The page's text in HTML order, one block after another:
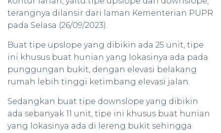
terangnya dilansir dari laman Kementerian PUPR
pada Selasa (26/09/2023).
Buat tipe upslope yang dibikin ada 25 unit, tipe
ini khusus buat hunian yang lokasinya ada pada
punggungan bukit, dengan elevasi belakang
rumah lebih tinggi ketimbang elevasi jalan.
Sedangkan buat tipe downslope yang dibikin
ada sebanyak 11 unit, tipe ini khusus buat hunian
yang lokasinya ada di lereng bukit sehingga